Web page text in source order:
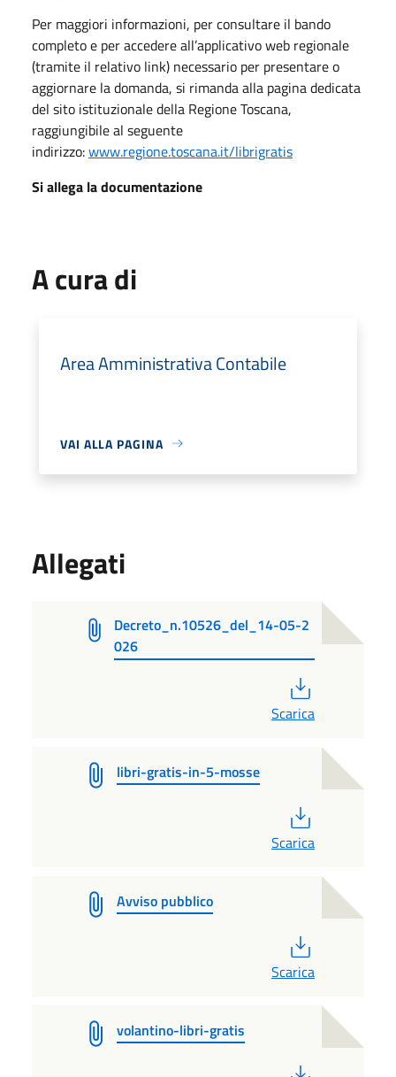
Per maggiori informazioni, per consultare il bando
completo e per accedere all’applicativo web regionale
(tramite il relativo link) necessario per presentare o
aggiornare la domanda, si rimanda alla pagina dedicata
del sito istituzionale della Regione Toscana,
raggiungibile al seguente
indirizzo:www.regione.toscana.it/librigratis
Si allega la documentazione
A cura di
Area Amministrativa Contabile
VAI ALLA PAGINA
Allegati
Decreto_n.10526_del_14-05-2
026
Scarica
libri-gratis-in-5-mosse
Scarica
Avviso pubblico
Scarica
volantino-libri-gratis